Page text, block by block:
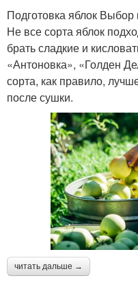
Подготовка яблок
Не все сорта яблок
брать сладкие и
«Антоновка», «Голден
сорта, как правило,
после сушки.
читать дальше →